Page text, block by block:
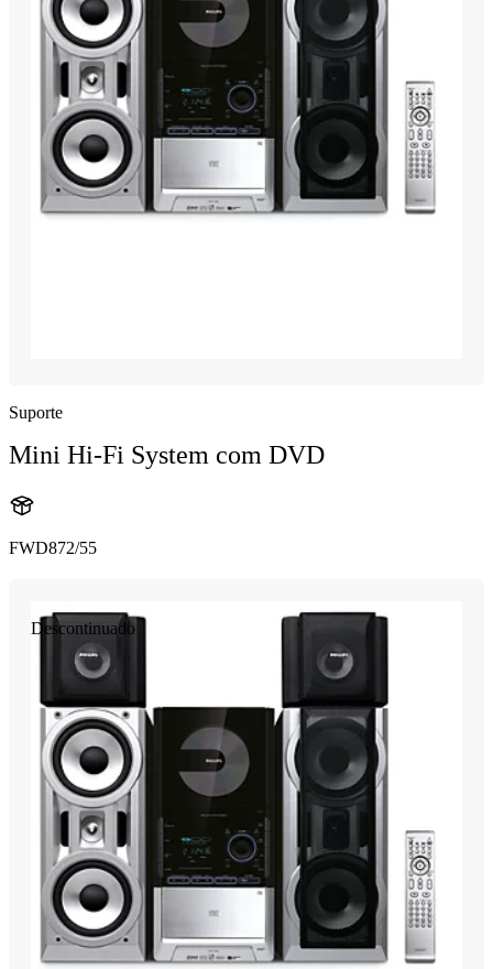
Suporte
Mini Hi-Fi System com DVD
FWD872/55
Descontinuado